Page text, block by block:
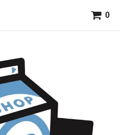
0